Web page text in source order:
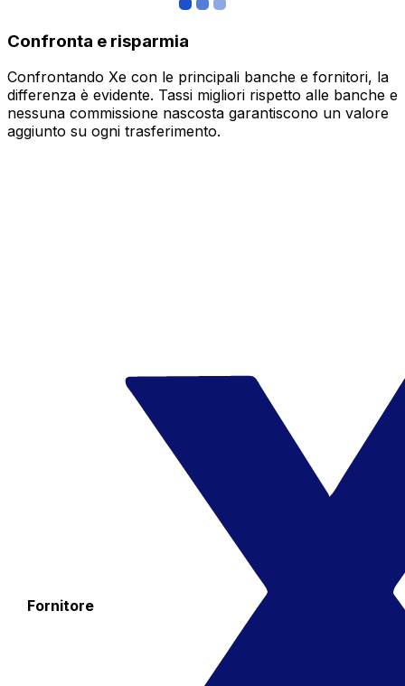
Confronta e risparmia
Confrontando Xe con le principali banche e fornitori, la
differenza è evidente. Tassi migliori rispetto alle banche e
nessuna commissione nascosta garantiscono un valore
aggiunto su ogni trasferimento.
Fornitore